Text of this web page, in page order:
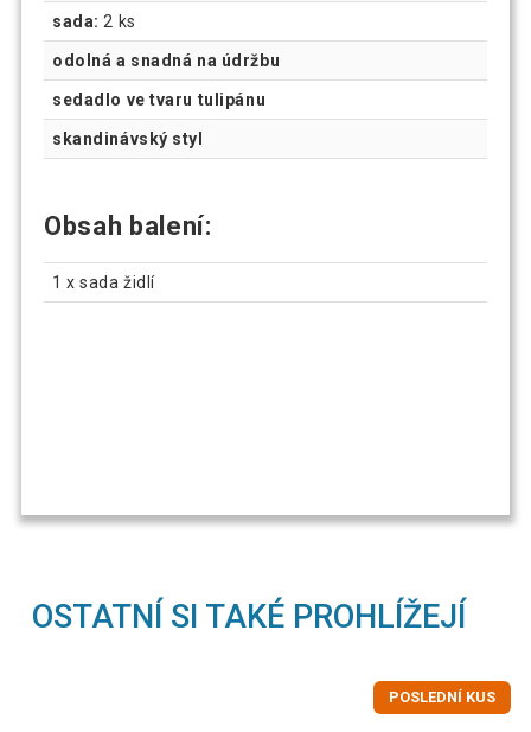
sada: 2 ks
odolná a snadná na údržbu
sedadlo ve tvaru tulipánu
skandinávský styl
Obsah balení:
1 x sada židlí
OSTATNÍ SI TAKÉ PROHLÍŽEJÍ
POSLEDNÍ KUS